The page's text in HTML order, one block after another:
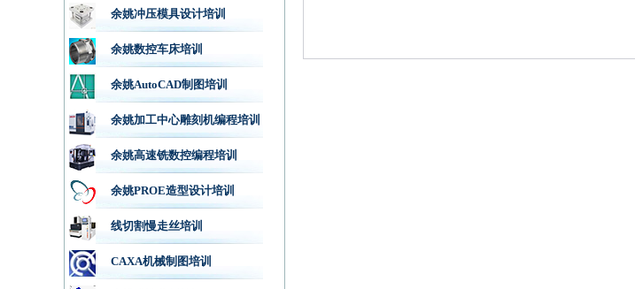
余姚冲压模具设计培训
余姚数控车床培训
余姚AutoCAD制图培训
余姚加工中心雕刻机编程培训
余姚高速铣数控编程培训
余姚PROE造型设计培训
线切割慢走丝培训
CAXA机械制图培训